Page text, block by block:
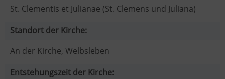
St. Clementis et Julianae (St. Clemens und Juliana)
Standort der Kirche:
An der Kirche, Welbsleben
Entstehungszeit der Kirche: